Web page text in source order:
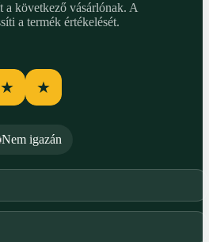
a következő vásárlónak. A
a termék értékelését.
★ ★
Nem igazán